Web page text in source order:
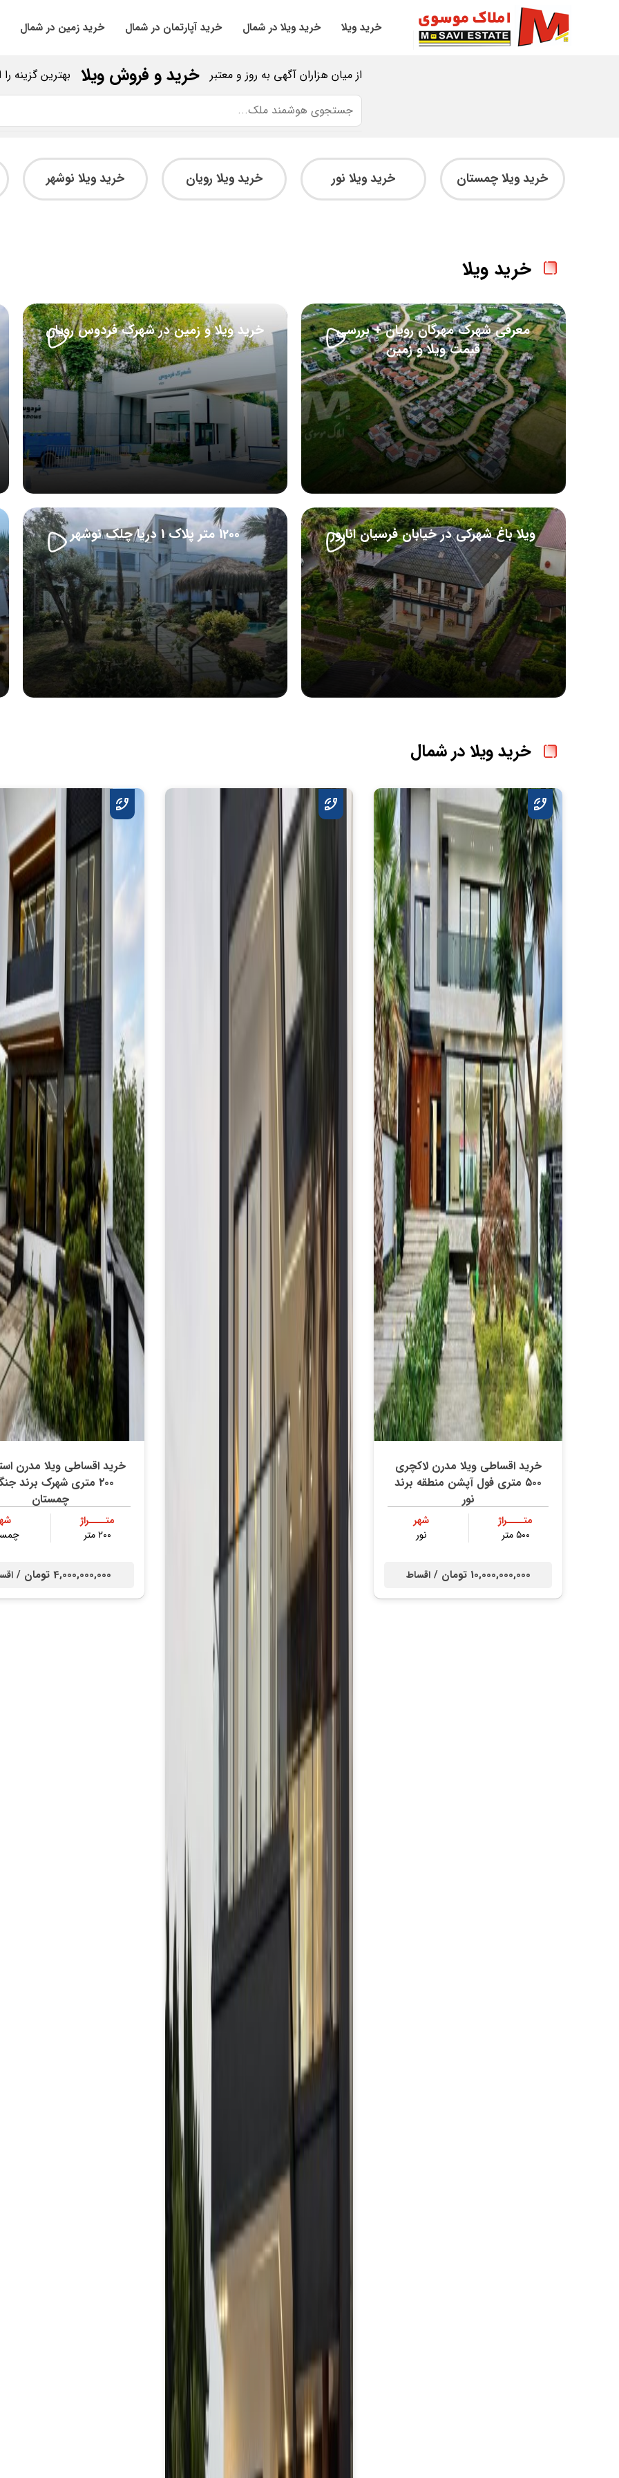
خرید ویلا خرید ویلا در شمال خرید آپارتمان در شمال خرید زمین در شمال
از میان هزاران آگهی به روز و معتبر خرید و فروش ویلا بهترین گزینه
خرید ویلا چمستان خرید ویلا نور خرید ویلا رویان خرید ویلا نوشهر
خرید ویلا
معرفی شهرک مهرگان رویان + بررسی
قیمت ویلا و زمین
خرید ویلا و زمین در شهرک فردوس رویان
ویلا باغ شهرکی در خیابان فرسیان انارور 1200 متر پلاک 1 دریا چلک نوشهر
خرید ویلا در شمال
خرید اقساطی ویلا مدرن لاکچری
۵۰۰ متری فول آپشن منطقه برند
نور
متــــراژ
۵۰۰ متر
شهر
نور
10,000,000,000 تومان / اقساط
خرید اقساطی ویلا مدرن
۲۰۰ متری شهرک برند
چمستان
متــــراژ
۲۰۰ متر
4,000,000,000 تومان /